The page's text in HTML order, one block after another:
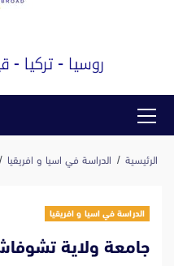
القائمة
الرئيسية الدراسة في اسيا و افريقيا
الدراسة في اسيا و افريقيا
جامعة ولاية